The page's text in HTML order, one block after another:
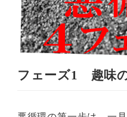
フェーズ1 趣味